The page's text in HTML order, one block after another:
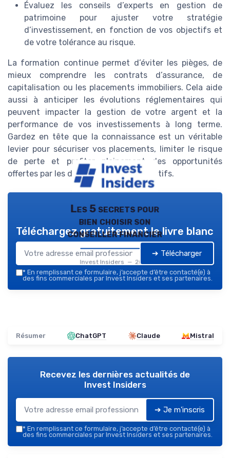
Évaluez les conseils d’experts en gestion de
patrimoine pour ajuster votre stratégie
d’investissement, en fonction de vos objectifs et
de votre tolérance au risque.
La formation continue permet d’éviter les pièges, de
mieux comprendre les contrats d’assurance, de
capitalisation ou les placements immobiliers. Cela aide
aussi à anticiper les évolutions réglementaires qui
peuvent impacter la gestion de votre argent et la
performance de vos investissements à long terme.
Gardez en tête que la connaissance est un véritable
levier pour sécuriser vos placements, limiter le risque
de perte et profiter pleinement des opportunités
offertes par les différentes classes d’actifs.
Les 5 secrets pour
bien choisir son
conseiller financier
Invest Insiders — 2026
Téléchargez gratuitement le livre blanc
➔ Télécharger
* En remplissant ce formulaire, j’accepte d’être contacté(e) à
des fins commerciales par Invest Insiders et ses partenaires.
Résumer ChatGPT Claude Mistral
Recevez les dernières actualités de
Invest Insiders
➔ Je m'inscris
* En remplissant ce formulaire, j’accepte d’être contacté(e) à
des fins commerciales par Invest Insiders et ses partenaires.